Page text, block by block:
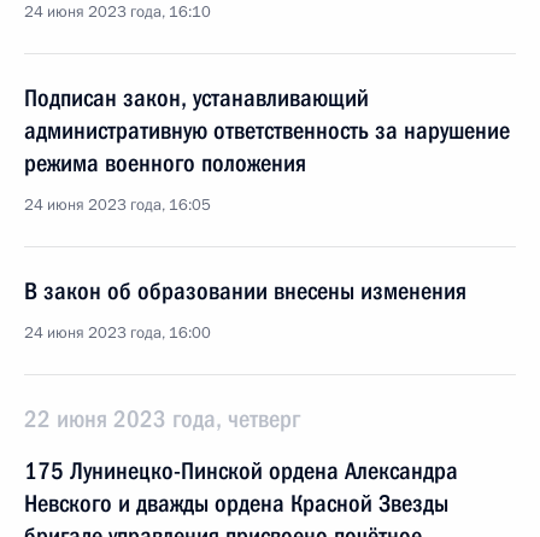
24 июня 2023 года, 16:10
Подписан закон, устанавливающий
административную ответственность за нарушение
режима военного положения
24 июня 2023 года, 16:05
В закон об образовании внесены изменения
24 июня 2023 года, 16:00
22 июня 2023 года, четверг
175 Лунинецко-Пинской ордена Александра
Невского и дважды ордена Красной Звезды